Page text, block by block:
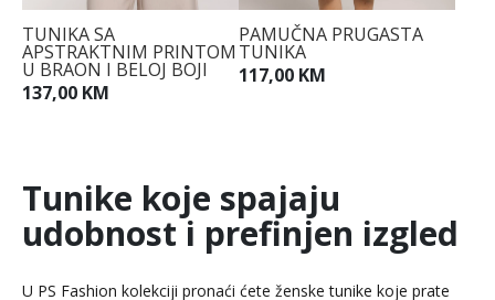
TUNIKA SA
APSTRAKTNIM PRINTOM
U BRAON I BELOJ BOJI
137,00 KM
PAMUČNA PRUGASTA
TUNIKA
117,00 KM
Tunike koje spajaju
udobnost i prefinjen izgled
U PS Fashion kolekciji pronaći ćete ženske tunike koje prate